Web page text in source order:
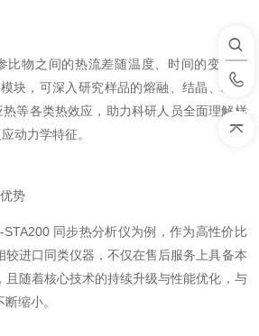
比物之间的热流差随温度、时间的变化情
块，可深入研究样品的熔融、结晶、玻璃
等各类热效应，助力科研人员全面理解样
动力学特征。
势
STA200 同步热分析仪为例，作为高性价比
较进口同类仪器，不仅在售后服务上具备本
且随着核心技术的持续升级与性能优化，与
缩小。